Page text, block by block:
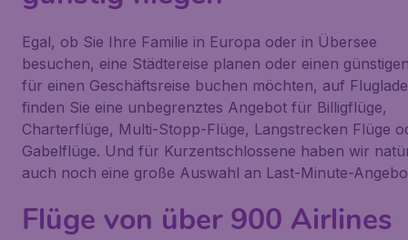
Egal, ob Sie Ihre Familie in Europa oder in Übersee
besuchen, eine Städtereise planen oder einen
für einen Geschäftsreise buchen möchten, auf
finden Sie eine unbegrenztes Angebot für Billigflüge,
Charterflüge, Multi-Stopp-Flüge, Langstrecken Flüge
Gabelflüge. Und für Kurzentschlossene haben wir
auch noch eine große Auswahl an Last-Minute-
Flüge von über 900 Airlines